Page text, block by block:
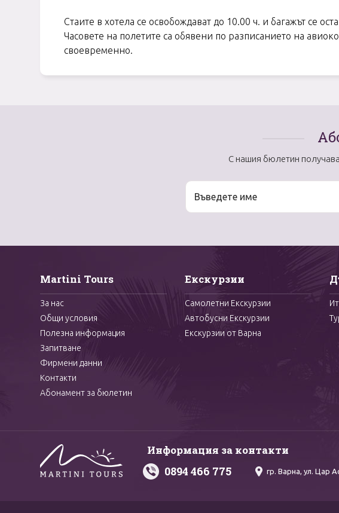
Стаите в хотела се освобождават до 10.00 ч. и багажът се
Часовете на полетите са обявени по разписанието на
своевременно.
С нашия бюлетин
Martini Tours
За нас
Общи условия
Полезна информация
Запитване
Фирмени данни
Контакти
Абонамент за бюлетин
Екскурзии
Самолетни Екскурзии
Автобусни Екскурзии
Екскурзии от Варна
Информация за контакти
0894 466 775 гр. Варна,ул. Цар